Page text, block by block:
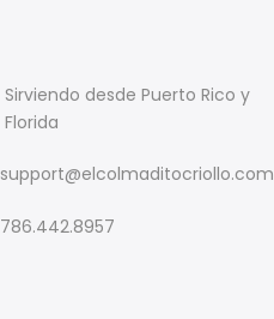
Sirviendo desde Puerto Rico y
Florida
support@elcolmaditocriollo.com
786.442.8957